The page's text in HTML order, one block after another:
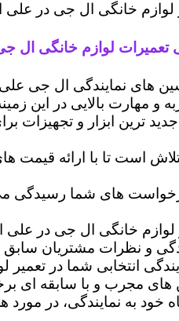
لوازم خانگی ال جی در علی
تعمیرات لوازم خانگی ال
نمایندگی ال جی علی
و مهارت بالایی در این
جدید ترین ابزار و تجهیزات
است تا با ارائه قیمت
های شما رسیدگی
خانگی ال جی در علی
و نظرات مشتریان
انتخابی شما در
مجرب و با سابقه ای
خود به نمایندگی، در